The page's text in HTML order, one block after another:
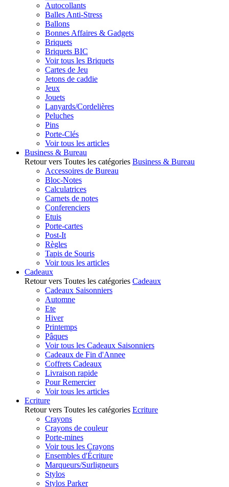
Autocollants
Balles Anti-Stress
Ballons
Bonnes Affaires & Gadgets
Briquets
Briquets BIC
Voir tous les Briquets
Cartes de Jeu
Jetons de caddie
Jeux
Jouets
Lanyards/Cordelières
Peluches
Pins
Porte-Clés
Voir tous les articles
Business & Bureau
Retour vers Toutes les catégories Business & Bureau
Accessoires de Bureau
Bloc-Notes
Calculatrices
Carnets de notes
Conferenciers
Etuis
Porte-cartes
Post-It
Règles
Tapis de Souris
Voir tous les articles
Cadeaux
Retour vers Toutes les catégories Cadeaux
Cadeaux Saisonniers
Automne
Ete
Hiver
Printemps
Pâques
Voir tous les Cadeaux Saisonniers
Cadeaux de Fin d'Annee
Coffrets Cadeaux
Livraison rapide
Pour Remercier
Voir tous les articles
Ecriture
Retour vers Toutes les catégories Ecriture
Crayons
Crayons de couleur
Porte-mines
Voir tous les Crayons
Ensembles d'Écriture
Marqueurs/Surligneurs
Stylos
Stylos Parker